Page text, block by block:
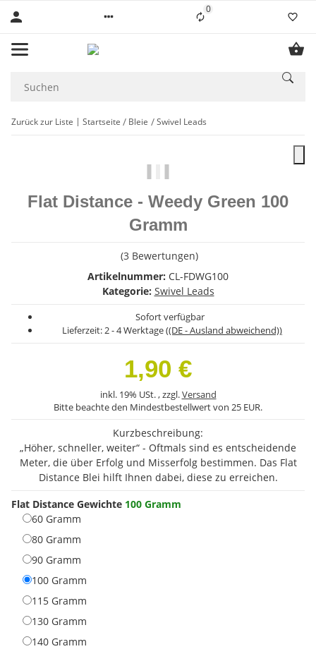
0Liste ist leer
Zurück zur Liste Startseite Bleie Swivel Leads
Flat Distance - Weedy Green 100
Gramm
(3 Bewertungen)
Artikelnummer: CL-FDWG100
Kategorie: Swivel Leads
Sofort verfügbar
Lieferzeit:2 - 4 Werktage((DE - Ausland abweichend))
1,90 €
inkl. 19% USt. , zzgl.Versand
Bitte beachte den Mindestbestellwert von 25 EUR.
Kurzbeschreibung:
„Höher, schneller, weiter“ - Oftmals sind es entscheidende
Meter, die über Erfolg und Misserfolg bestimmen. Das Flat
Distance Blei hilft Ihnen dabei, diese zu erreichen.
Flat Distance Gewichte 100 Gramm
60 Gramm
80 Gramm
90 Gramm
100 Gramm
115 Gramm
130 Gramm
140 Gramm